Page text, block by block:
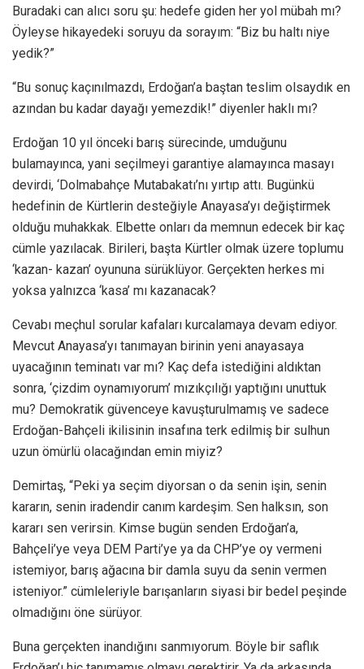
Buradaki can alıcı soru şu: hedefe giden her yol mübah mı?
Öyleyse hikayedeki soruyu da sorayım: “Biz bu haltı niye
yedik?”
“Bu sonuç kaçınılmazdı, Erdoğan’a baştan teslim olsaydık en
azından bu kadar dayağı yemezdik!” diyenler haklı mı?
Erdoğan 10 yıl önceki barış sürecinde, umduğunu
bulamayınca, yani seçilmeyi garantiye alamayınca masayı
devirdi, ‘Dolmabahçe Mutabakatı’nı yırtıp attı. Bugünkü
hedefinin de Kürtlerin desteğiyle Anayasa’yı değiştirmek
olduğu muhakkak. Elbette onları da memnun edecek bir kaç
cümle yazılacak. Birileri, başta Kürtler olmak üzere toplumu
‘kazan- kazan’ oyununa sürüklüyor. Gerçekten herkes mi
yoksa yalnızca ‘kasa’ mı kazanacak?
Cevabı meçhul sorular kafaları kurcalamaya devam ediyor.
Mevcut Anayasa’yı tanımayan birinin yeni anayasaya
uyacağının teminatı var mı? Kaç defa istediğini aldıktan
sonra, ‘çizdim oynamıyorum’ mızıkçılığı yaptığını unuttuk
mu? Demokratik güvenceye kavuşturulmamış ve sadece
Erdoğan-Bahçeli ikilisinin insafına terk edilmiş bir sulhun
uzun ömürlü olacağından emin miyiz?
Demirtaş, “Peki ya seçim diyorsan o da senin işin, senin
kararın, senin iradendir canım kardeşim. Sen halksın, son
kararı sen verirsin. Kimse bugün senden Erdoğan’a,
Bahçeli’ye veya DEM Parti’ye ya da CHP’ye oy vermeni
istemiyor, barış ağacına bir damla suyu da senin vermen
isteniyor.” cümleleriyle barışanların siyasi bir bedel peşinde
olmadığını öne sürüyor.
Buna gerçekten inandığını sanmıyorum. Böyle bir saflık